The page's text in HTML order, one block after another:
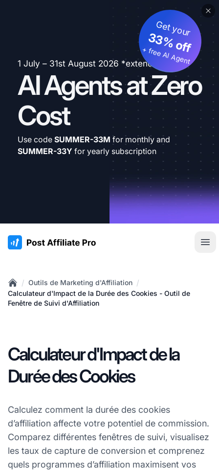
1 July – 31st August 2026 *extended
AI Agents at Zero
Cost
Get your
33% off
+ free AI Agent
Use code SUMMER-33M for monthly and
SUMMER-33Y for yearly subscription
:site.title
Home
/ Outils de Marketing d'Affiliation /
Calculateur d'Impact de la Durée des Cookies - Outil de
Fenêtre de Suivi d'Affiliation
Calculateur d'Impact de la
Durée des Cookies
Calculez comment la durée des cookies
d’affiliation affecte votre potentiel de commission.
Comparez différentes fenêtres de suivi, visualisez
les taux de capture de conversion et comprenez
quels programmes d’affiliation maximisent vos